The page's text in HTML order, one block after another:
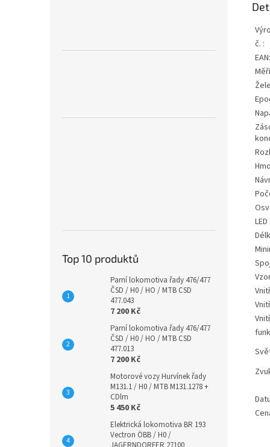
Top 10 produktů
Parní lokomotiva řady 476/477
ČSD / H0 / HO / MTB CSD
477.043
7 200 Kč
Parní lokomotiva řady 476/477
ČSD / H0 / HO / MTB CSD
477.013
7 200 Kč
Motorové vozy Hurvínek řady
M131.1 / H0 / MTB M131.1278 +
CDlm
5 450 Kč
Elektrická lokomotiva BR 193
Vectron ÖBB / H0 /
č. :
EAN: